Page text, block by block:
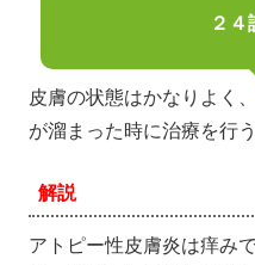
２４
皮膚の状態はかなりよく
が溜まった時に治療を行う
解説
アトピー性皮膚炎は痒み